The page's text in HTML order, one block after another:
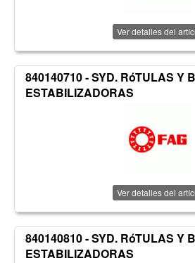
Ver detalles del
840140710 - SYD. RóTULAS Y
ESTABILIZADORAS
Ver detalles del
840140810 - SYD. RóTULAS Y
ESTABILIZADORAS